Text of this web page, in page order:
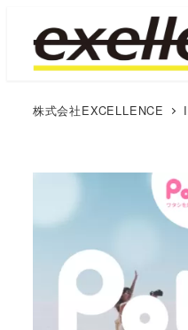
株式会社EXCELLENCE